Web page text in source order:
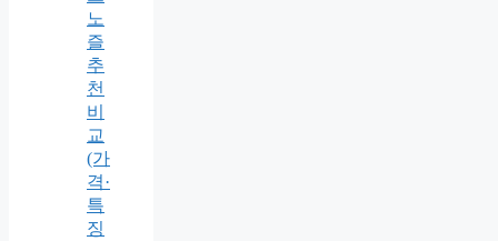
노
즐
추
천
비
교
(가
격·
특
징